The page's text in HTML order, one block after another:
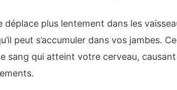
déplace plus lentement dans les
peut s’accumuler dans vos jambes.
sang qui atteint votre cerveau,